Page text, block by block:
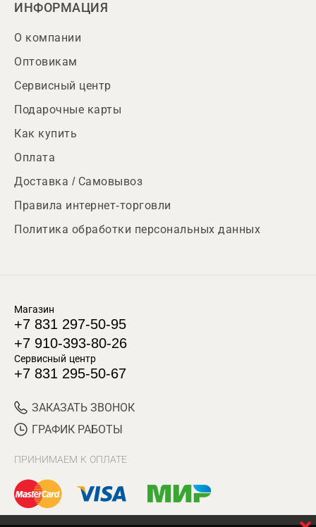
ИНФОРМАЦИЯ
О компании
Оптовикам
Сервисный центр
Подарочные карты
Как купить
Оплата
Доставка / Самовывоз
Правила интернет-торговли
Политика обработки персональных данных
Магазин
+7 831 297-50-95
+7 910-393-80-26
Сервисный центр
+7 831 295-50-67
ЗАКАЗАТЬ ЗВОНОК
ГРАФИК РАБОТЫ
ПРИНИМАЕМ К ОПЛАТЕ